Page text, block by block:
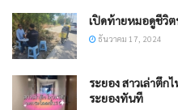
เปิดท้ายหมอดูชีวิ
ธันวาคม 17, 2024
ระยอง สาวเล่าตึ
ระยองทันที